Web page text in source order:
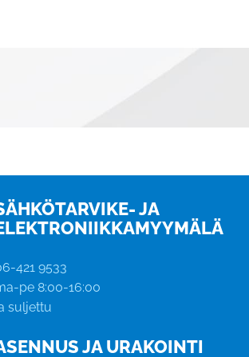
JA
421 9533
pe 8:00-16:00
suljettu
JA URAKOINTI